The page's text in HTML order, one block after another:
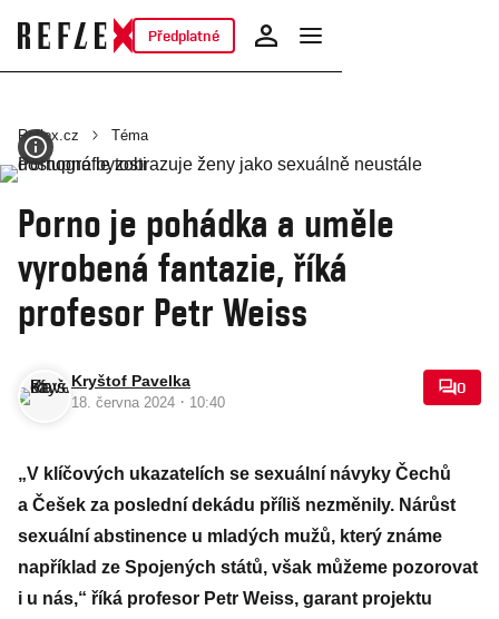
Předplatné
Reflex.cz Téma
Porno je pohádka a uměle
vyrobená fantazie, říká
profesor Petr Weiss
Kryštof Pavelka
18. června 2024 · 10:40
0
„V klíčových ukazatelích se sexuální návyky Čechů
a Češek za poslední dekádu příliš nezměnily. Nárůst
sexuální abstinence u mladých mužů, který známe
například ze Spojených států, však můžeme pozorovat
i u nás,“ říká profesor Petr Weiss, garant projektu